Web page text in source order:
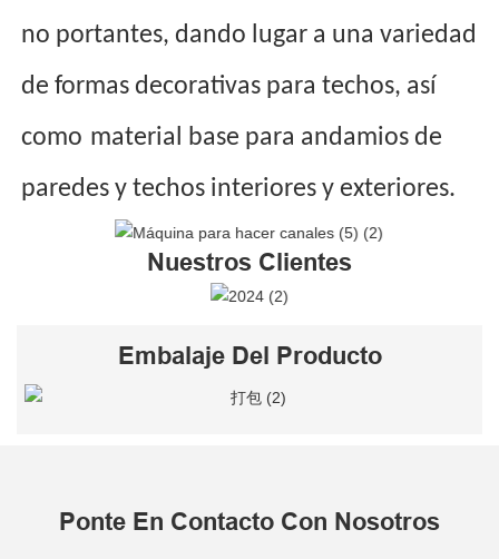
no portantes, dando lugar a una variedad
de formas decorativas para techos, así
como material base para andamios de
paredes y techos interiores y exteriores.
Nuestros Clientes
Embalaje Del Producto
Ponte En Contacto Con Nosotros